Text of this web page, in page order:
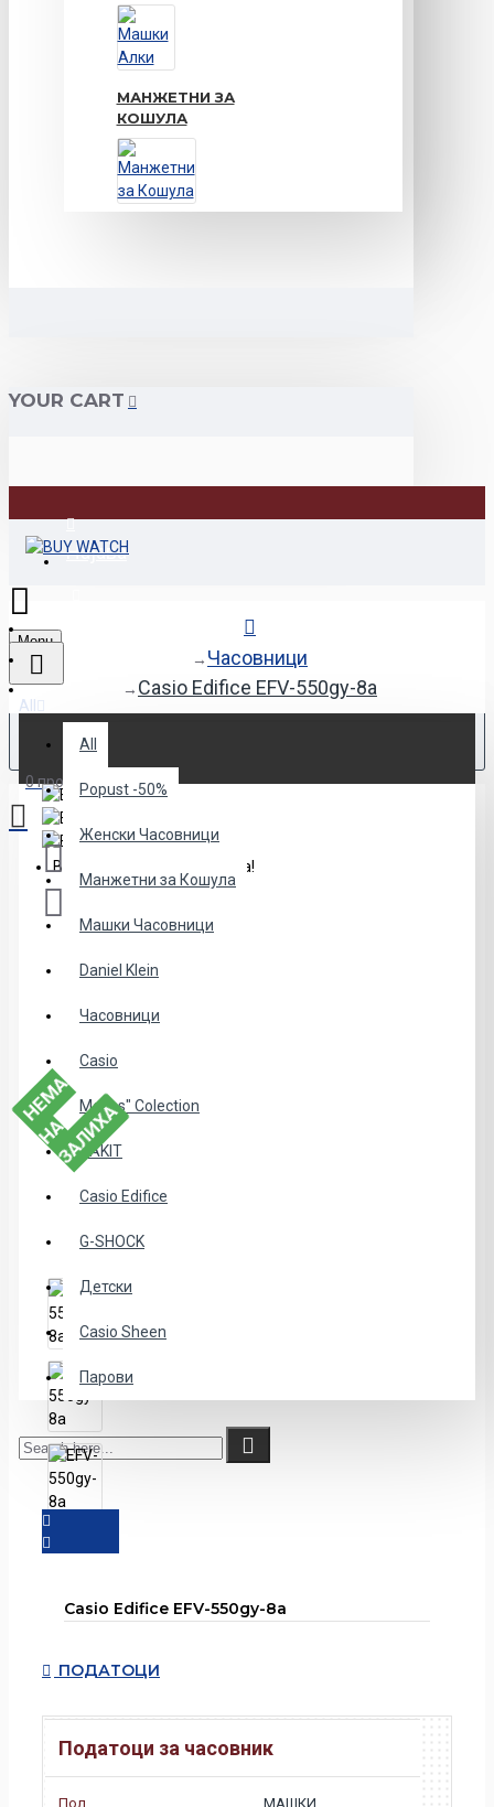
МАНЖЕТНИ ЗА
КОШУЛА
YOUR CART
Најава
Menu
All
All
Popust -50%
Женски Часовници
Манжетни за Кошула
Машки Часовници
Daniel Klein
Часовници
Casio
Menss" Colection
NAKIT
Casio Edifice
G-SHOCK
Детски
Casio Sheen
Парови
0 продукт(и) - 0den
Вашата кошничка е празна!
Часовници
Casio Edifice EFV-550gy-8a
Н
Е
М
А
Н
А
З
А
Л
И
Х
А
Casio Edifice EFV-550gy-8a
ПОДАТОЦИ
Податоци за часовник
Пол МАШКИ